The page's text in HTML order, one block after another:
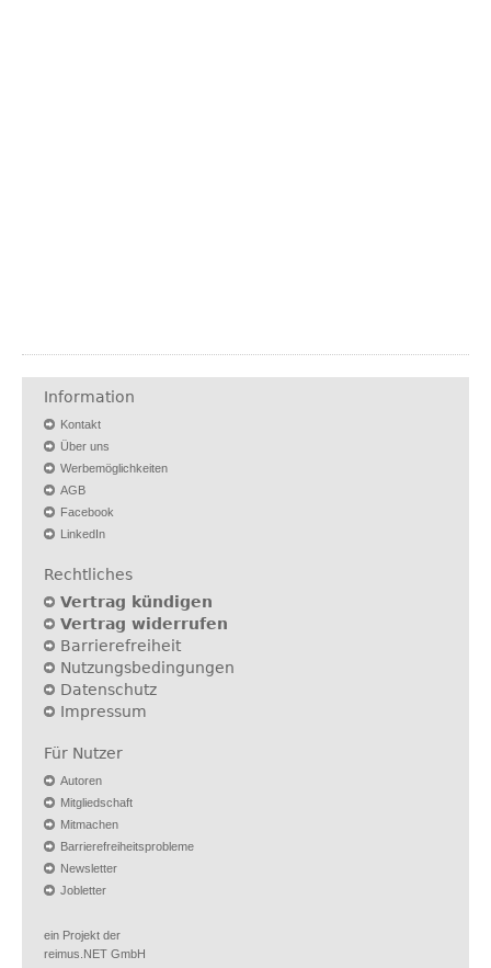
Information
Kontakt
Über uns
Werbemöglichkeiten
AGB
Facebook
LinkedIn
Rechtliches
Vertrag kündigen
Vertrag widerrufen
Barrierefreiheit
Nutzungsbedingungen
Datenschutz
Impressum
Für Nutzer
Autoren
Mitgliedschaft
Mitmachen
Barrierefreiheitsprobleme
Newsletter
Jobletter
ein Projekt der
reimus.NET GmbH